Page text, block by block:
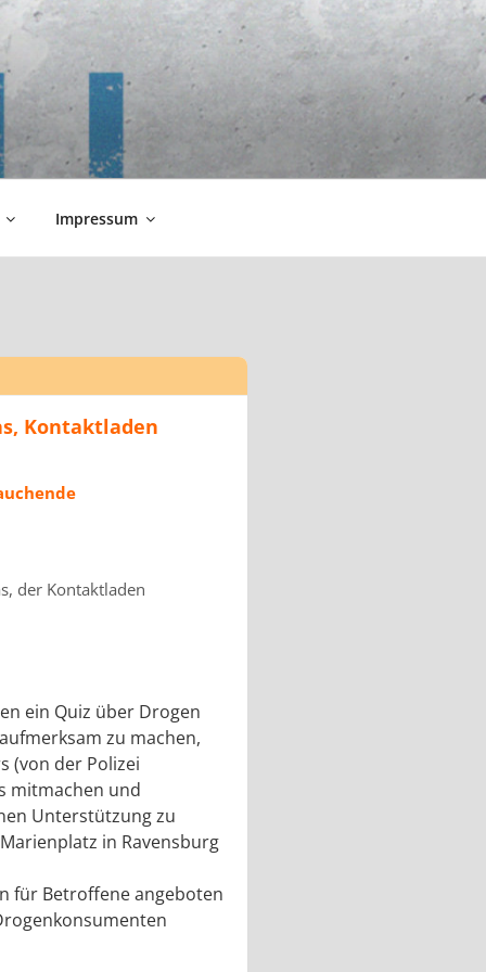
Impressum
Kontaktladen
der Kontaktladen
ein Quiz über Drogen
zu machen,
(von der Polizei
mitmachen und
Unterstützung zu
in Ravensburg
für Betroffene angeboten